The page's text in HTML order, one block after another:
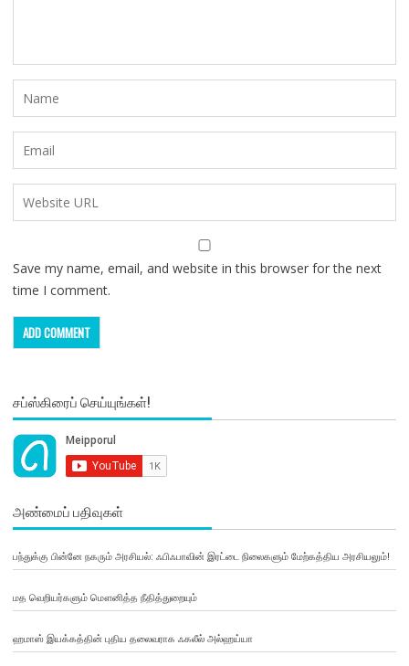
Save my name, email, and website in this browser for the next
time I comment.
சப்ஸ்கிரைப் செய்யுங்கள்!
அண்மைப் பதிவுகள்
பந்துக்கு பின்னே நகரும் அரசியல்: ஃபிஃபாவின் இரட்டை நிலைகளும் மேற்கத்திய அரசியலும்!
மத வெறியர்களும் மௌனித்த நீதித்துறையும்
ஹமாஸ் இயக்கத்தின் புதிய தலைவராக ஃகலீல் அல்ஹய்யா